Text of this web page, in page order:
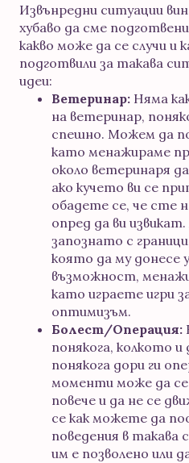
Извънредни ситуации
хубаво да сме
какво може да се случи и
подготвили за такава
идеи:
Ветеринар: Няма
на ветеринар,
спешно. Можем да
като менажираме
около ветеринаря
ако кучето ви се
обадете се, че сте
опред да ви
запознато с
която да му донесе
възможност,
като играете игри
оптимизъм.
Болест/Операция:
понякога, колкото и
понякога дори ги
моменти може да се
повече и да не се
се как можете да
поведения в такава
им е позволено или